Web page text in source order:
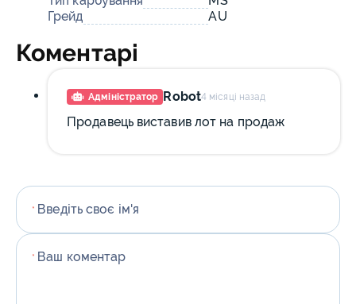
Грейд
AU
Коментарі
Адміністратор Robot4 місяці назад
Продавець виставив лот на продаж
* Введіть своє ім'я
* Ваш коментар